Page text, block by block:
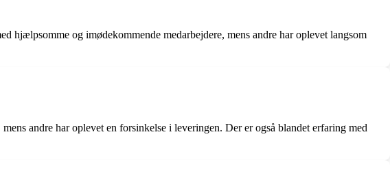
hjælpsomme og imødekommende medarbejdere, mens andre har oplevet langsom
andre har oplevet en forsinkelse i leveringen. Der er også blandet erfaring med